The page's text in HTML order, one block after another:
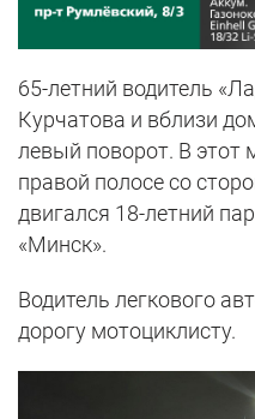
65-летний водитель
Курчатова и вблизи
левый поворот. В этот
правой полосе со
двигался 18-летний
«Минск».
Водитель легкового
дорогу мотоциклисту.